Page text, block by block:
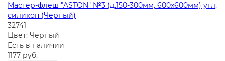
Мастер-флеш "ASTON" №3 (д.150-300мм, 600х600мм) угл,
силикон (Черный)
32741
Цвет: Черный
Есть в наличии
1177 руб.